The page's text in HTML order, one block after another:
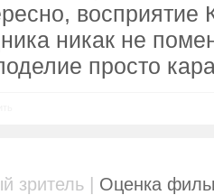
восприятие
никак не
просто
зритель | Оценка